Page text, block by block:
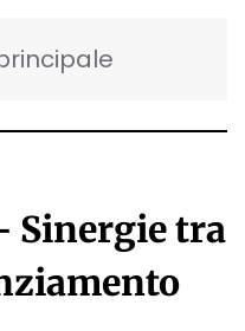
Sinergie tra